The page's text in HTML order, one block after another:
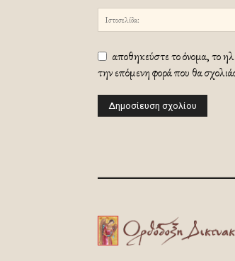
αποθηκεύστε το όνομα, το
την επόμενη φορά που θα